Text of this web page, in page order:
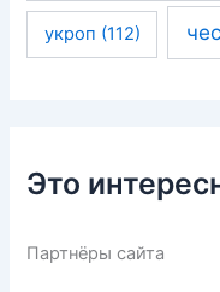
укроп (112)
Это
Партнёры сайта